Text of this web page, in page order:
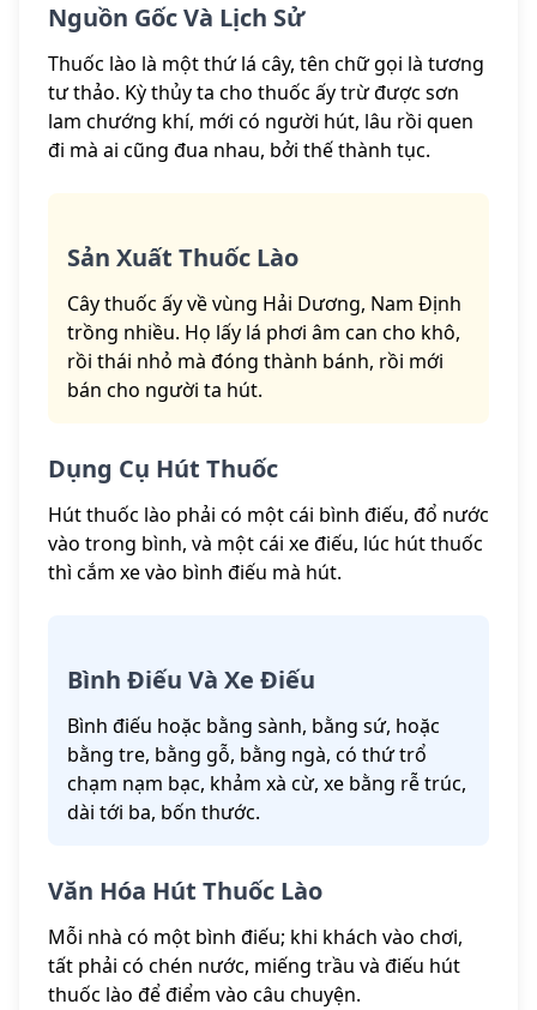
Nguồn Gốc Và Lịch Sử
Thuốc lào là một thứ lá cây, tên chữ gọi là tương
tư thảo. Kỳ thủy ta cho thuốc ấy trừ được sơn
lam chướng khí, mới có người hút, lâu rồi quen
đi mà ai cũng đua nhau, bởi thế thành tục.
Sản Xuất Thuốc Lào
Cây thuốc ấy về vùng Hải Dương, Nam Định
trồng nhiều. Họ lấy lá phơi âm can cho khô,
rồi thái nhỏ mà đóng thành bánh, rồi mới
bán cho người ta hút.
Dụng Cụ Hút Thuốc
Hút thuốc lào phải có một cái bình điếu, đổ nước
vào trong bình, và một cái xe điếu, lúc hút thuốc
thì cắm xe vào bình điếu mà hút.
Bình Điếu Và Xe Điếu
Bình điếu hoặc bằng sành, bằng sứ, hoặc
bằng tre, bằng gỗ, bằng ngà, có thứ trổ
chạm nạm bạc, khảm xà cừ, xe bằng rễ trúc,
dài tới ba, bốn thước.
Văn Hóa Hút Thuốc Lào
Mỗi nhà có một bình điếu; khi khách vào chơi,
tất phải có chén nước, miếng trầu và điếu hút
thuốc lào để điểm vào câu chuyện.